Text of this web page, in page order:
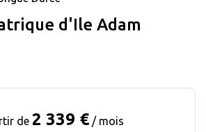
d'Ile Adam
de 2 339 € / mois